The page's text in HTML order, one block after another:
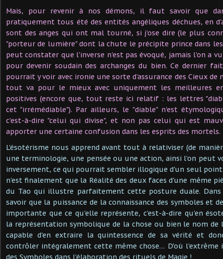
Mais, pour revenir à nos démons, il faut savoir que
pratiquement tous été des entités angéliques déchues, en
sont des anges qui ont mal tourné, si j'ose dire (le plus
"porteur de lumière" dont la chute le précipite prince dans
peut constater que l'inverse n'est pas évoqué, jamais l'on a vu
pour devenir soudain des archanges du bien. Ce dernier
pourrait y voir avec ironie une sorte d'assurance des Cieux
tout va pour le mieux avec uniquement les meilleures
positives (encore que, tout reste ici relatif : les lettres
cet "irrémédiable"). Par ailleurs, le "diable" n'est
c'est-à-dire "celui qui divise", et non pas celui qui est
apporter une certaine confusion dans les esprits des mortels.
L'ésotérisme nous apprend avant tout à relativiser (de
une terminologie, une pensée ou une action, ainsi l'on peut
inversement, ce qui pourrait sembler illogique d'un seul
n'est finalement que la Réalité des deux faces d'une même
du Tao qui illustre parfaitement cette posture duale.
savoir que la puissance de la connaissance des symboles et
importante que ce qu'elle représente, c'est-à-dire qu'en
la représentation symbolique de la chose ou bien le nom de
capable d'en extraire la quintessence de sa vérité et
contrôler intégralement cette même chose… D'où l'extrême
des Symboles dans l'élaboration des rituels de Magie !